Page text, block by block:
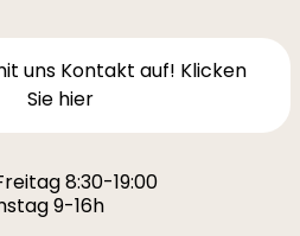
uns Kontakt auf! Klicken
Sie hier
8:30-19:00
9-16h